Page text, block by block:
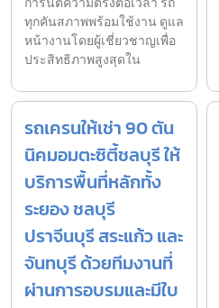
ทุกคันสภาพพร้อมใช้งาน ดูแล
หน้างานโดยผู้เชี่ยวชาญเพื่อ
ประสิทธิภาพสูงสุดใน
รถเครนให้เช่า 90 ตัน
นิคมอมตะซิตี้ชลบุรี ให้
บริการพื้นที่หลักทั้ง
ระยอง ชลบุรี
ปราจีนบุรี สระแก้ว และ
จันทบุรี ด้วยทีมงานที่
ผ่านการอบรมและมีใบ